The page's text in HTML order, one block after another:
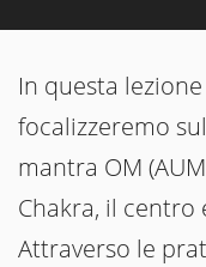
In questa
focalizzeremo
mantra OM
Chakra, il centro
Attraverso le